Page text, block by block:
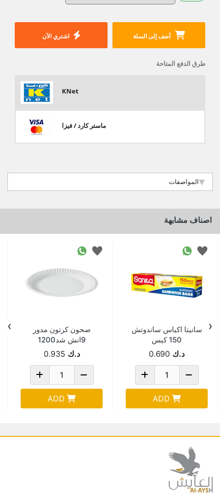
أضف إلى السلة اشتري الآن
طرق الدفع المتاحة
KNet
ماستر كارد / فيزا
المواصفات
اصناف مشابهة
سانيتا اكياس ساندوتش
150 كيس
د.ك 0.690
ADD
صحون كرتون مدور
9انش شد1200
د.ك 0.935
ADD
‹
›